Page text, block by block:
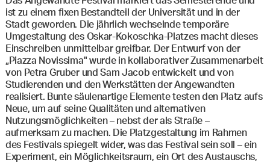
ist zu einem fixen Bestandteil der Universität und in der
Stadt geworden. Die jährlich wechselnde temporäre
Umgestaltung des Oskar-Kokoschka-Platzes macht dieses
Einschreiben unmittelbar greifbar. Der Entwurf von der
„Piazza Novissima" wurde in kollaborativer Zusammenarbeit
von Petra Gruber und Sam Jacob entwickelt und von
Studierenden und den Werkstätten der Angewandten
realisiert. Bunte säulenartige Elemente testen den Platz aufs
Neue, um auf seine Qualitäten und alternativen
Nutzungsmöglichkeiten – nebst der als Straße –
aufmerksam zu machen. Die Platzgestaltung im Rahmen
des Festivals spiegelt wider, was das Festival sein soll – ein
Experiment, ein Möglichkeitsraum, ein Ort des Austauschs,